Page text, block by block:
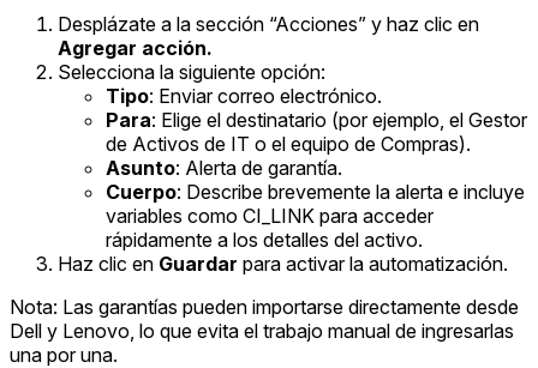
Desplázate a la sección “Acciones” y haz clic en
Agregar acción.
Selecciona la siguiente opción:
Tipo: Enviar correo electrónico.
Para: Elige el destinatario (por ejemplo, el Gestor
de Activos de IT o el equipo de Compras).
Asunto: Alerta de garantía.
Cuerpo: Describe brevemente la alerta e incluye
variables como CI_LINK para acceder
rápidamente a los detalles del activo.
Haz clic en Guardar para activar la automatización.
Nota: Las garantías pueden importarse directamente desde
Dell y Lenovo, lo que evita el trabajo manual de ingresarlas
una por una.